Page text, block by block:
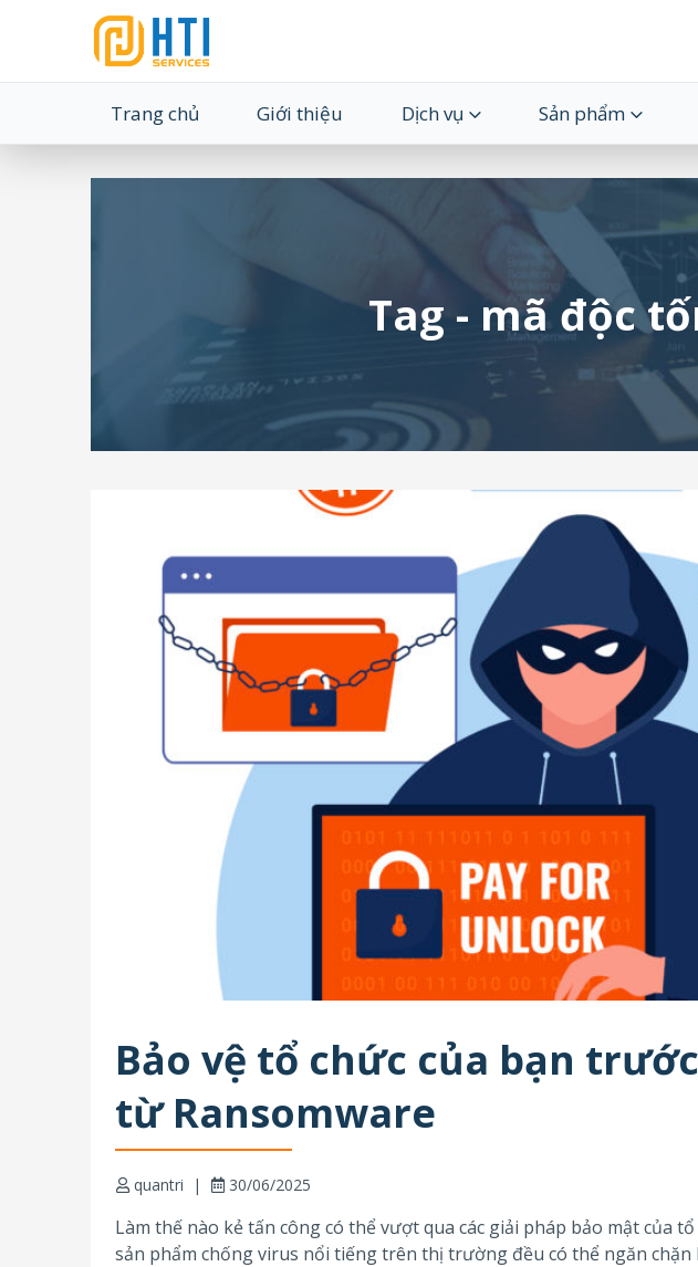
Trang chủ Giới thiệu Dịch vụ Sản phẩm
Tag - mã độc
Bảo vệ tổ chức của bạn
từ Ransomware
quantri 30/06/2025
Làm thế nào kẻ tấn công có thể vượt qua các giải pháp bảo mật của
sản phẩm chống virus nổi tiếng trên thị trường đều có thể ngăn chặn